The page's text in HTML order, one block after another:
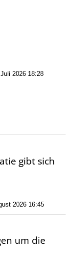
2026 18:28
gibt sich
2026 16:45
um die